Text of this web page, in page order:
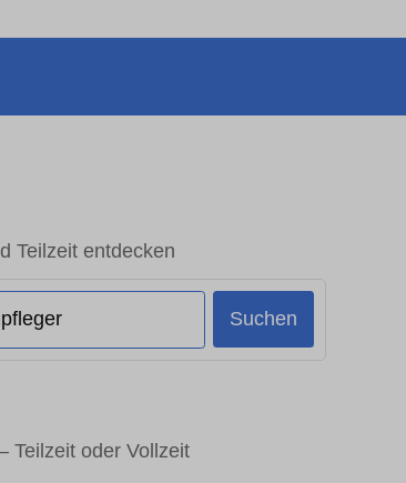
Teilzeit entdecken
Suchen
Teilzeit oder Vollzeit